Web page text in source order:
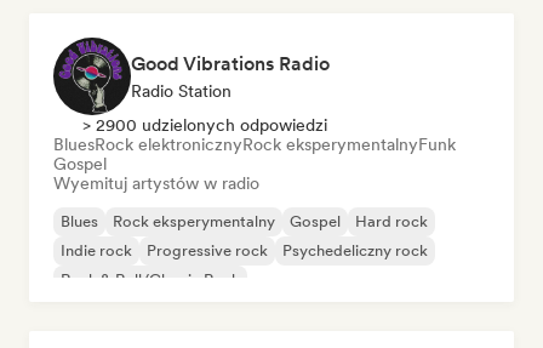
Good Vibrations Radio
Radio Station
> 2900 udzielonych odpowiedzi
BluesRock elektronicznyRock eksperymentalnyFunk
Gospel
Wyemituj artystów w radio
Blues Rock eksperymentalny Gospel
Hard rock
Indie rock
Progressive rock
Psychedeliczny rock
Rock & Roll/Classic Rock